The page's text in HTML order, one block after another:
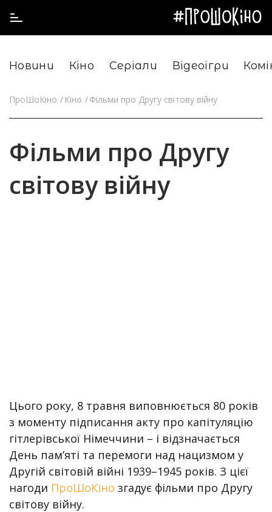
Новини Кіно Серіали Відеоігри
ПроШоКіно Кіно Фільми про Другу світову війну
Фільми про Другу
світову війну
Цього року, 8 травня виповнюється 80 років
з моменту підписання акту про капітуляцію
гітлерівської Німеччини – і відзначається
День пам’яті та перемоги над нацизмом у
Другій світовій війні 1939–1945 років. З цієї
нагоди ПроШоКіно згадує фільми про Другу
світову війну.